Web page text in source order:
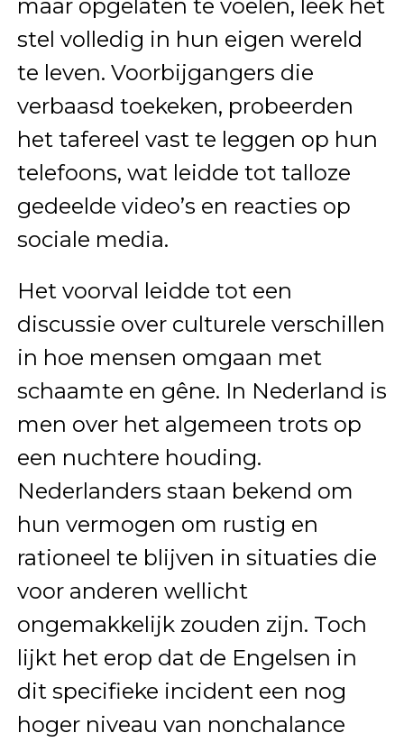
maar opgelaten te voelen, leek het
stel volledig in hun eigen wereld
te leven. Voorbijgangers die
verbaasd toekeken, probeerden
het tafereel vast te leggen op hun
telefoons, wat leidde tot talloze
gedeelde video’s en reacties op
sociale media.
Het voorval leidde tot een
discussie over culturele verschillen
in hoe mensen omgaan met
schaamte en gêne. In Nederland is
men over het algemeen trots op
een nuchtere houding.
Nederlanders staan bekend om
hun vermogen om rustig en
rationeel te blijven in situaties die
voor anderen wellicht
ongemakkelijk zouden zijn. Toch
lijkt het erop dat de Engelsen in
dit specifieke incident een nog
hoger niveau van nonchalance